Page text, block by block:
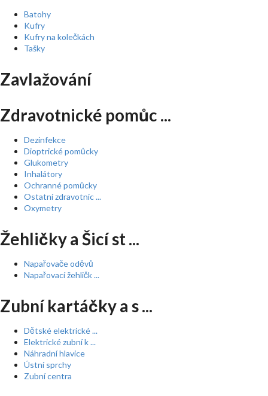
Batohy
Kufry
Kufry na kolečkách
Tašky
Zavlažování
Zdravotnické pomůc ...
Dezinfekce
Dioptrické pomůcky
Glukometry
Inhalátory
Ochranné pomůcky
Ostatní zdravotnic ...
Oxymetry
Žehličky a Šicí st ...
Napařovače oděvů
Napařovací žehličk ...
Zubní kartáčky a s ...
Dětské elektrické ...
Elektrické zubní k ...
Náhradní hlavice
Ústní sprchy
Zubní centra